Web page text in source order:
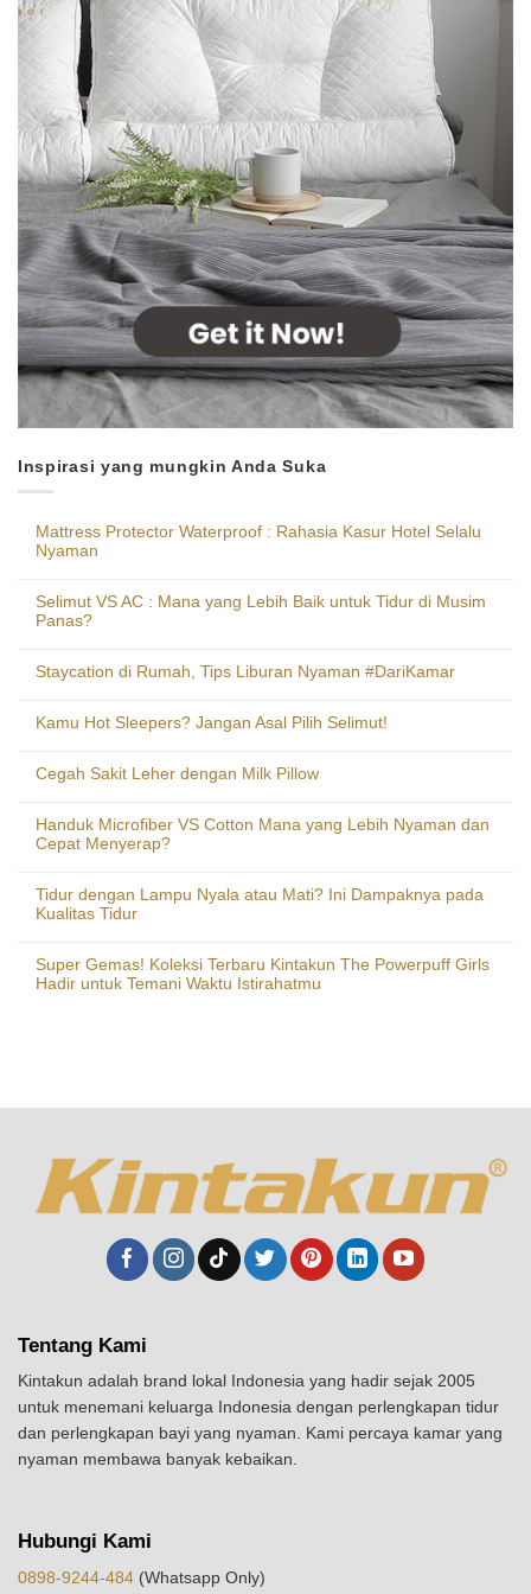
Inspirasi yang mungkin Anda Suka
Mattress Protector Waterproof : Rahasia Kasur Hotel Selalu
Nyaman
Selimut VS AC : Mana yang Lebih Baik untuk Tidur di Musim
Panas?
Staycation di Rumah, Tips Liburan Nyaman #DariKamar
Kamu Hot Sleepers? Jangan Asal Pilih Selimut!
Cegah Sakit Leher dengan Milk Pillow
Handuk Microfiber VS Cotton Mana yang Lebih Nyaman dan
Cepat Menyerap?
Tidur dengan Lampu Nyala atau Mati? Ini Dampaknya pada
Kualitas Tidur
Super Gemas! Koleksi Terbaru Kintakun The Powerpuff Girls
Hadir untuk Temani Waktu Istirahatmu
Tentang Kami
Kintakun adalah brand lokal Indonesia yang hadir sejak 2005
untuk menemani keluarga Indonesia dengan perlengkapan tidur
dan perlengkapan bayi yang nyaman. Kami percaya kamar yang
nyaman membawa banyak kebaikan.
Hubungi Kami
0898-9244-484 (Whatsapp Only)